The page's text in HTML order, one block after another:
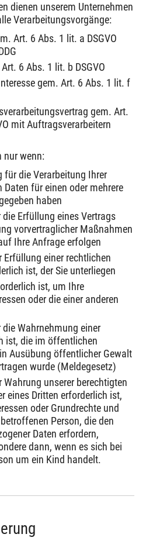
dienen unserem Unternehmen
Verarbeitungsvorgänge:
Art. 6 Abs. 1 lit. a DSGVO
6 Abs. 1 lit. b DSGVO
gem. Art. 6 Abs. 1 lit. f
gem. Art.
mit Auftragsverarbeitern
nur wenn:
für die Verarbeitung Ihrer
Daten für einen oder mehrere
haben
Erfüllung eines Vertrags
vorvertraglicher Maßnahmen
Ihre Anfrage erfolgen
Erfüllung einer rechtlichen
ist, der Sie unterliegen
ist, um Ihre
oder die einer anderen
Wahrnehmung einer
ist, die im öffentlichen
Ausübung öffentlicher Gewalt
wurde (Meldegesetz)
unserer berechtigten
eines Dritten erforderlich ist,
oder Grundrechte und
Person, die den
Daten erfordern,
dann, wenn es sich bei
um ein Kind handelt.